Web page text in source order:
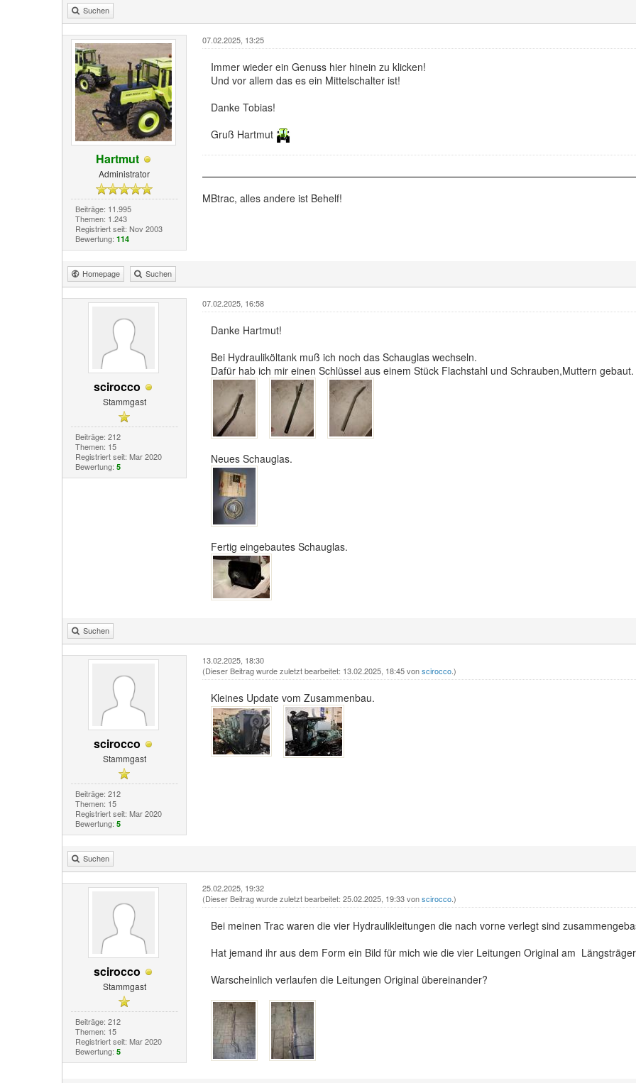
Suchen
Hartmut
Administrator
Beiträge: 11.995
Themen: 1.243
Registriert seit: Nov 2003
Bewertung: 114
07.02.2025, 13:25
Immer wieder ein Genuss hier hinein zu klicken!
Und vor allem das es ein Mittelschalter ist!
Danke Tobias!
Gruß Hartmut
MBtrac, alles andere ist Behelf!
Homepage Suchen
scirocco
Stammgast
Beiträge: 212
Themen: 15
Registriert seit: Mar 2020
Bewertung: 5
07.02.2025, 16:58
Danke Hartmut!
Bei Hydrauliköltank muß ich noch das Schauglas wechseln.
Dafür hab ich mir einen Schlüssel aus einem Stück Flachstahl und Schrauben,Muttern gebaut.
Neues Schauglas.
Fertig eingebautes Schauglas.
Suchen
scirocco
Stammgast
Beiträge: 212
Themen: 15
Registriert seit: Mar 2020
Bewertung: 5
13.02.2025, 18:30
(Dieser Beitrag wurde zuletzt bearbeitet: 13.02.2025, 18:45 vonscirocco.)
Kleines Update vom Zusammenbau.
Suchen
scirocco
Stammgast
Beiträge: 212
Themen: 15
Registriert seit: Mar 2020
Bewertung: 5
25.02.2025, 19:32
(Dieser Beitrag wurde zuletzt bearbeitet: 25.02.2025, 19:33 vonscirocco.)
Bei meinen Trac waren die vier Hydraulikleitungen die nach vorne verlegt sind
Hat jemand ihr aus dem Form ein Bild für mich wie die vier Leitungen Original am
Warscheinlich verlaufen die Leitungen Original übereinander?